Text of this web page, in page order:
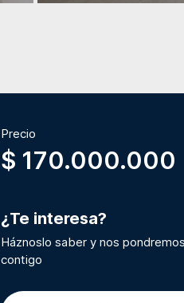
Precio
$ 170.000.000
¿Te interesa?
Háznoslo saber y nos
contigo